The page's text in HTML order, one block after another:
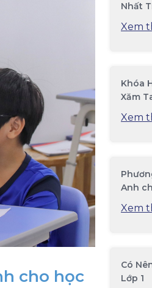
cho học
Nhất
Xem
Khóa
Xăm
Xem
Anh
Xem
Có
Lớp 1